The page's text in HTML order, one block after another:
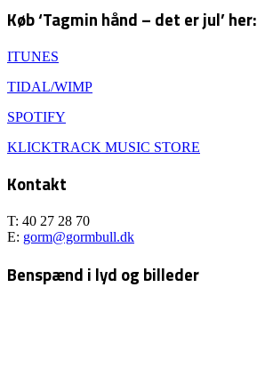
Køb ‘Tagmin hånd – det er jul’ her:
ITUNES
TIDAL/WIMP
SPOTIFY
KLICKTRACK MUSIC STORE
Kontakt
T: 40 27 28 70
E: gorm@gormbull.dk
Benspænd i lyd og billeder